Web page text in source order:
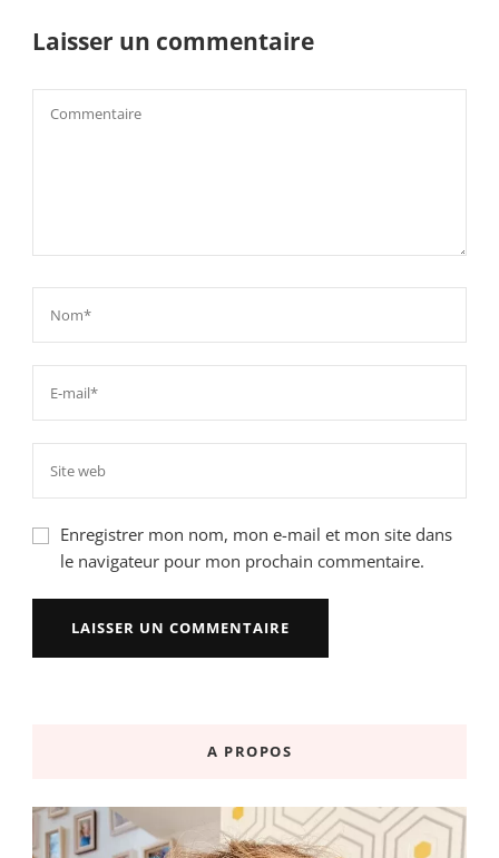
Laisser un commentaire
Enregistrer mon nom, mon e-mail et mon site dans
le navigateur pour mon prochain commentaire.
A PROPOS